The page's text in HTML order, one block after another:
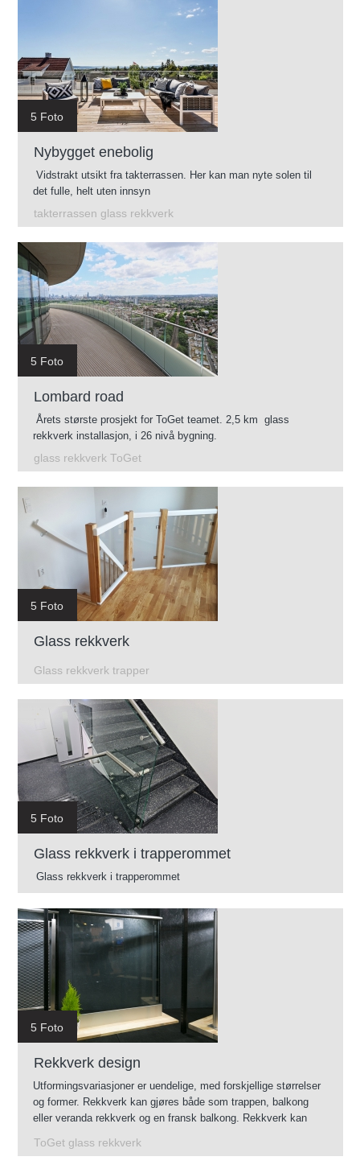
5 Foto
Nybygget enebolig
Vidstrakt utsikt fra takterrassen. Her kan man nyte solen til
det fulle, helt uten innsyn
takterrassen glass rekkverk
5 Foto
Lombard road
Årets største prosjekt for ToGet teamet. 2,5 km glass
rekkverk installasjon, i 26 nivå bygning.
glass rekkverk ToGet
5 Foto
Glass rekkverk
Glass rekkverk trapper
5 Foto
Glass rekkverk i trapperommet
Glass rekkverk i trapperommet
5 Foto
Rekkverk design
Utformingsvariasjoner er uendelige, med forskjellige størrelser
og former. Rekkverk kan gjøres både som trappen, balkong
eller veranda rekkverk og en fransk balkong. Rekkverk kan
ToGet glass rekkverk